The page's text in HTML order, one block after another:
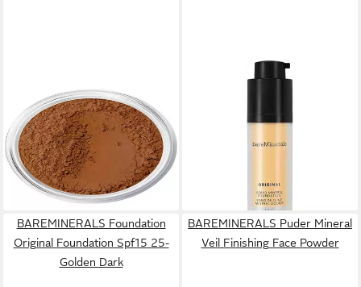
Foundation Original
Foundation Spf15 23-Medium
Dark
47,22 €
(5.902,50 €/ 1 kg)
lieferbar - in 9-11 Werktagen bei
BAREMINERALS
Foundation 14-Golden
BAREMINERALS Foundation
Original Foundation Spf15 25-
Golden Dark
BAREMINERALS Puder Mineral
Veil Finishing Face Powder